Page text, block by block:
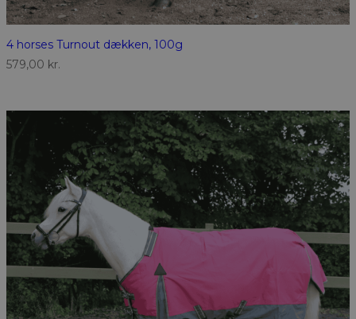
4 horses Turnout dækken, 100g
579,00 kr.